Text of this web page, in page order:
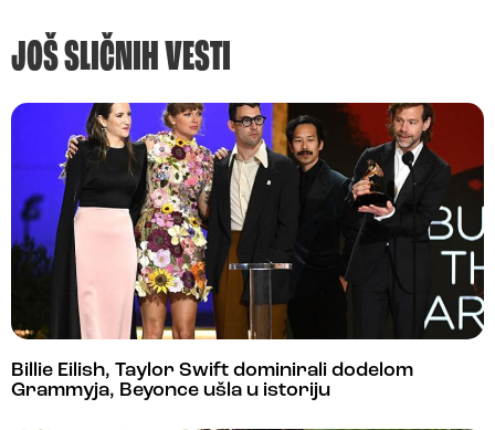
JOŠ SLIČNIH VESTI
Billie Eilish, Taylor Swift dominirali dodelom
Grammyja, Beyonce ušla u istoriju